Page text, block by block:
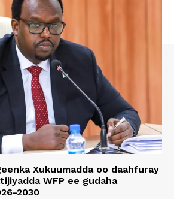
Xukuumadda oo daahfuray
WFP ee gudaha
2030